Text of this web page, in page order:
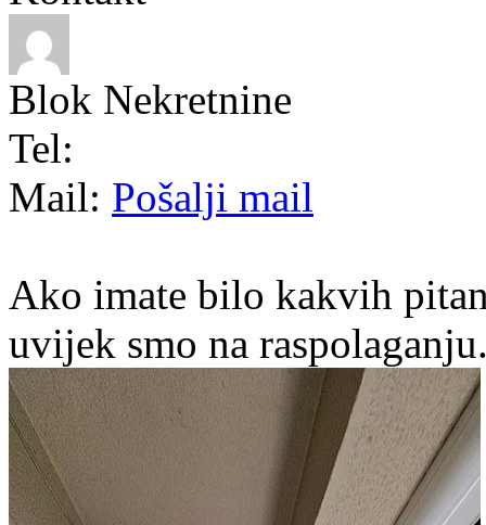
Blok Nekretnine
Tel:
Mail: Pošalji mail
Ako imate bilo kakvih
uvijek smo na